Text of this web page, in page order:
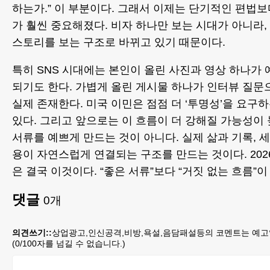
하는가.” 이 부분이다. 그래서 이제는 단기적인 편법
가 훨씬 중요해졌다. 비자 하나만 보는 시대가 아니라
스토리를 보는 구조로 바뀌고 있기 때문이다.
특히 SNS 시대에는 본인이 올린 사진과 영상 하나가
되기도 한다. 가볍게 올린 게시물 하나가 인터뷰 질문
실제 존재한다. 미국 이민은 점점 더 ‘투명성’을 요구
있다. 그리고 앞으로는 이 흐름이 더 강해질 가능성이
서류를 예쁘게 만드는 것이 아니다. 실제 삶과 기록,
용이 자연스럽게 연결되는 구조를 만드는 것이다.
은 결국 이것이다. “좋은 서류”보다 “거짓 없는 흐름”
댓글 0개
의견쓰기::상업광고,인신공격,비방,욕설,음담패설등의 코멘트는 예
(0/100자를 넘길 수 없습니다.)